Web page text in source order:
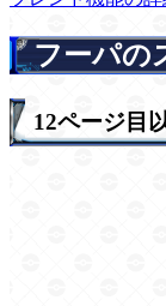
フーパの
12ページ目